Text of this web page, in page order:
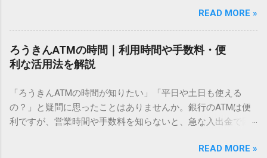
あるのでしょうか。その理由は、パソコンが文字を認識する
準」といった形で整理されています。しかし、人名や地名に
使われる非常に古い漢字（旧字）や、特定の組織だけで作ら
ことが多いのです。 そこで登場するのが「Unicode（ユニコ
ード）」や「JISコード」といった 文字コード です。パソコ
ン上のすべての文字には、いわば「住所」のような番号が割
（コード）を直接指定すれば、確実に呼び出すことができる
ことに申し訳なさを感じたりすることもあるかもしれませ
ん。 「もっとスムーズに、自分のタイミングで受け取りた
い」 「わざわざ電話をかけずに、スマホ一つで完結させた
い」 そんな願いを叶えてくれるのが、佐川急便の会員制サー
ビス「スマートクラブ」と、LINEや公式アプリの連携です。
これらを活用するだけで、再配達のストレスは驚くほど軽く
なります。この記事では、忙しい毎日をサポートする便利な
受け取り術と、連携による具体的なメリットを徹底解説しま
す。 佐川急便の再配達が劇的に変わる「スマートクラブ」と
は？ まず押さえておきたいのが、佐川急便の個人向け無料会
READ MORE »
ろうきんATMの時間｜利用時間や手数料・便
利な活用法を解説
「ろうきんATMの時間が知りたい」「平日や土日も使える
の？」と疑問に思ったことはありませんか。銀行のATMは便
利ですが、営業時間や手数料を知らないと、急な入出金で困
ATM営業時間や利用の注意点、便利な活用法 を詳しく解説し
READ MORE »